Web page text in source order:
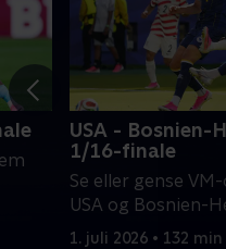
USA - Bosnien-
1/16-finale
Se eller gense
USA og Bosnien-
1. juli 2026 • 132 min